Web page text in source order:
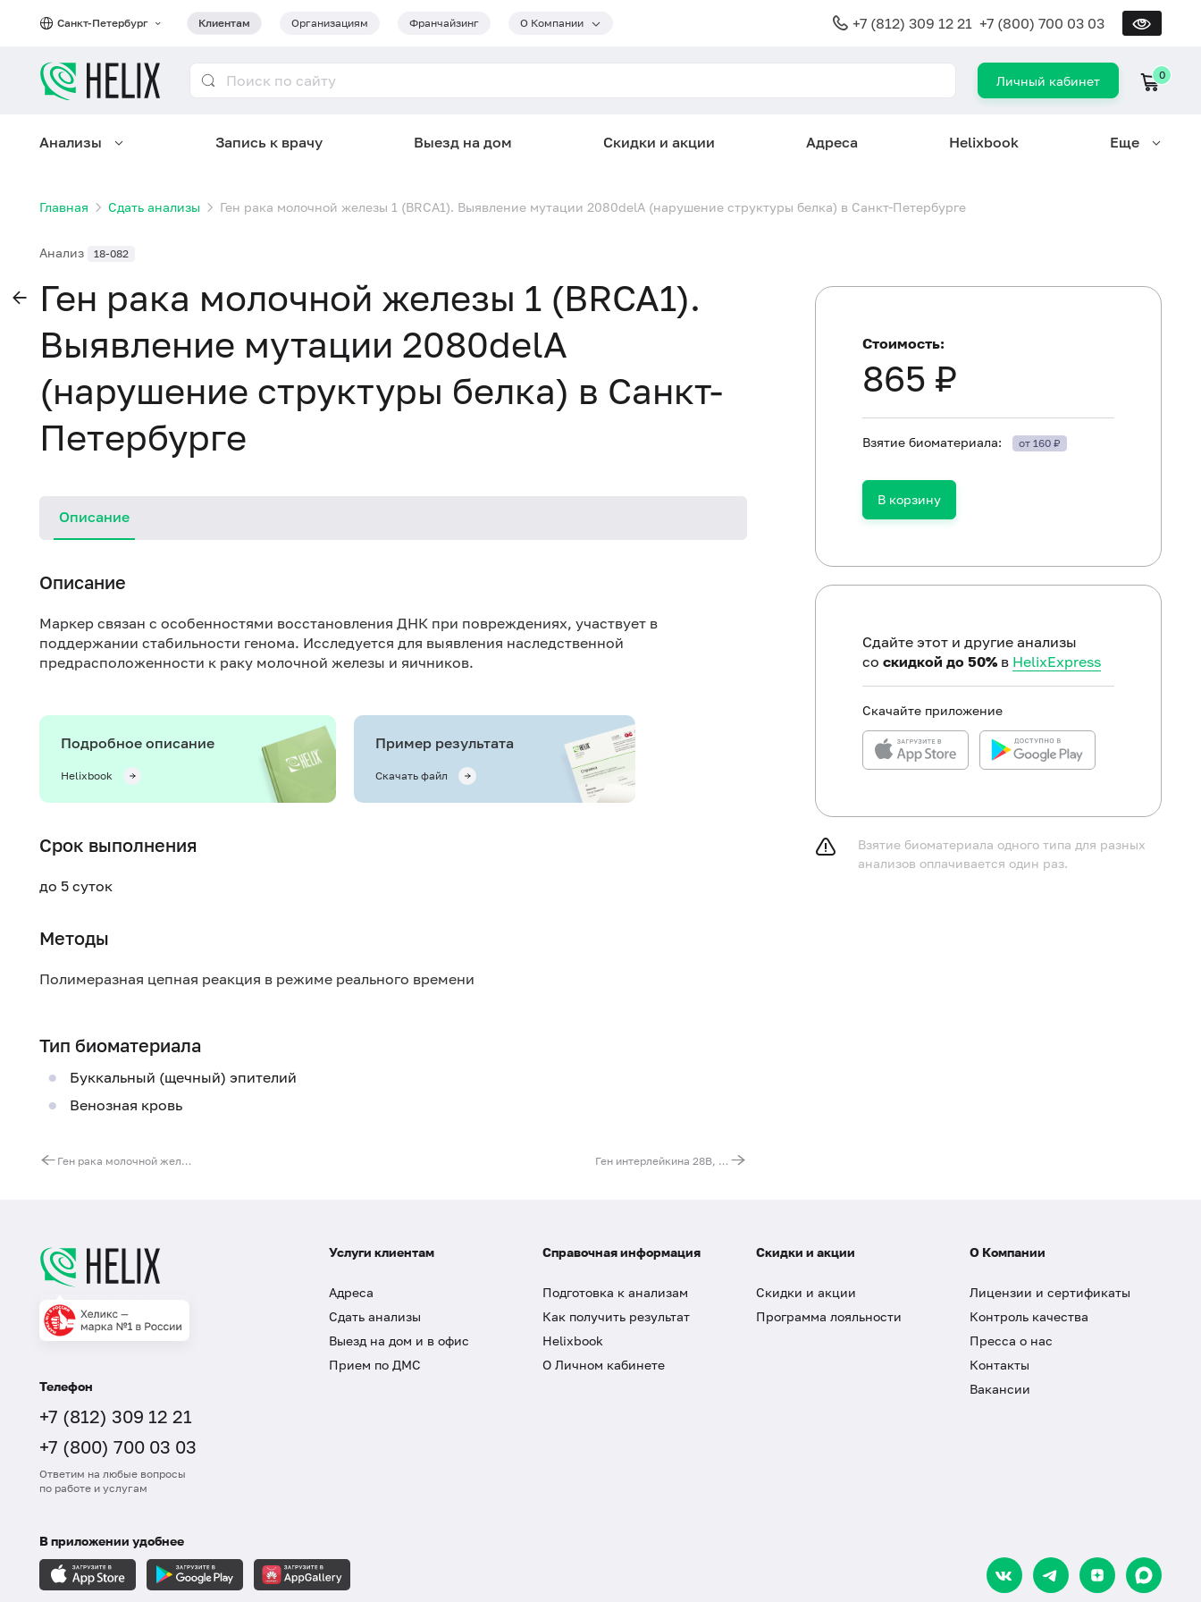
Санкт-Петербург Клиентам Организациям Франчайзинг О Компании +7 (812) 309 12 21 +7 (800) 700 03 03
Личный кабинет 0
Анализы Запись к врачу Выезд на дом Скидки и акции Адреса Helixbook Еще
Главная Сдать анализы Ген рака молочной железы 1 (BRCA1). Выявление мутации 2080delA (нарушение структуры белка) в Санкт-Петербурге
Анализ 18-082
Ген рака молочной железы 1 (BRCA1).
Выявление мутации 2080delA
(нарушение структуры белка) в Санкт-
Петербурге
Описание
Описание
Маркер связан с особенностями восстановления ДНК при повреждениях, участвует в
поддержании стабильности генома. Исследуется для выявления наследственной
предрасположенности к раку молочной железы и яичников.
Подробное описание
Helixbook
Пример результата
Скачать файл
Срок выполнения
до 5 суток
Методы
Полимеразная цепная реакция в режиме реального времени
Тип биоматериала
Буккальный (щечный) эпителий
Венозная кровь
Ген рака молочной железы 1 (BRCA1). Выявление мутации T300G (нарушение функции белка) Ген интерлейкина 28B, II класс цитокиновых рецепторов (IL28B). Выявление мутации g.39743165T>G (rs8099917, регуляторная область гена)
Стоимость:
865 ₽
Взятие биоматериала: от 160 ₽
В корзину
Сдайте этот и другие анализы
со скидкой до 50% в HelixExpress
Скачайте приложение
Взятие биоматериала одного типа для разных
анализов оплачивается один раз.
Телефон
+7 (812) 309 12 21
+7 (800) 700 03 03
Ответим на любые вопросы
по работе и услугам
Услуги клиентам
Адреса
Сдать анализы
Выезд на дом и в офис
Прием по ДМС
Справочная информация
Подготовка к анализам
Как получить результат
Helixbook
О Личном кабинете
Скидки и акции
Скидки и акции
Программа лояльности
О Компании
Лицензии и сертификаты
Контроль качества
Пресса о нас
Контакты
Вакансии
В приложении удобнее